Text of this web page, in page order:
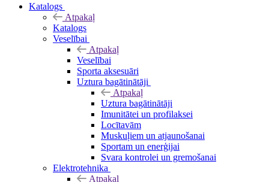
Katalogs
Atpakaļ
Katalogs
Veselībai
Atpakaļ
Veselībai
Sporta aksesuāri
Uztura bagātinātāji
Atpakaļ
Uztura bagātinātāji
Imunitātei un profilaksei
Locītavām
Muskuļiem un atjaunošanai
Sportam un enerģijai
Svara kontrolei un gremošanai
Elektrotehnika
Atpakaļ